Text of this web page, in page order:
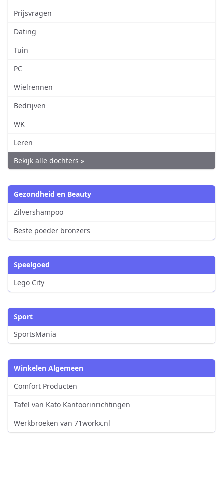
Prijsvragen
Dating
Tuin
PC
Wielrennen
Bedrijven
WK
Leren
Bekijk alle dochters »
Gezondheid en Beauty
Zilvershampoo
Beste poeder bronzers
Speelgoed
Lego City
Sport
SportsMania
Winkelen Algemeen
Comfort Producten
Tafel van Kato Kantoorinrichtingen
Werkbroeken van 71workx.nl